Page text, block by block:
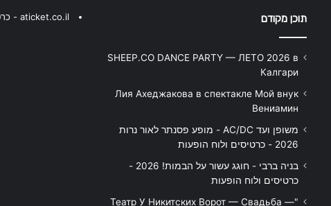
תוכן מקודם
SHEEP.CO DANCE PARTY — ЛЕТО 2026 в
Калгари
Лия Ахеджакова в спектакле Мой внук
Вениамин
משופן ועד AC/DC - מופע פסנתר לאור נרות
2026 - כרטיסים ולוח הופעות
בניה ברבי - חוגג עשור על הבמות! 2026 -
כרטיסים ולוח הופעות
"Театр У Никитских Ворот — Свадьба —
aticket.co.il - כרטיסים להופעות